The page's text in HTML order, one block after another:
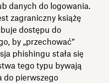
danych do logowania.
zagraniczny książę
dostępu do
by „przechować”
phishingu stała się
tego typu bywają
do pierwszego